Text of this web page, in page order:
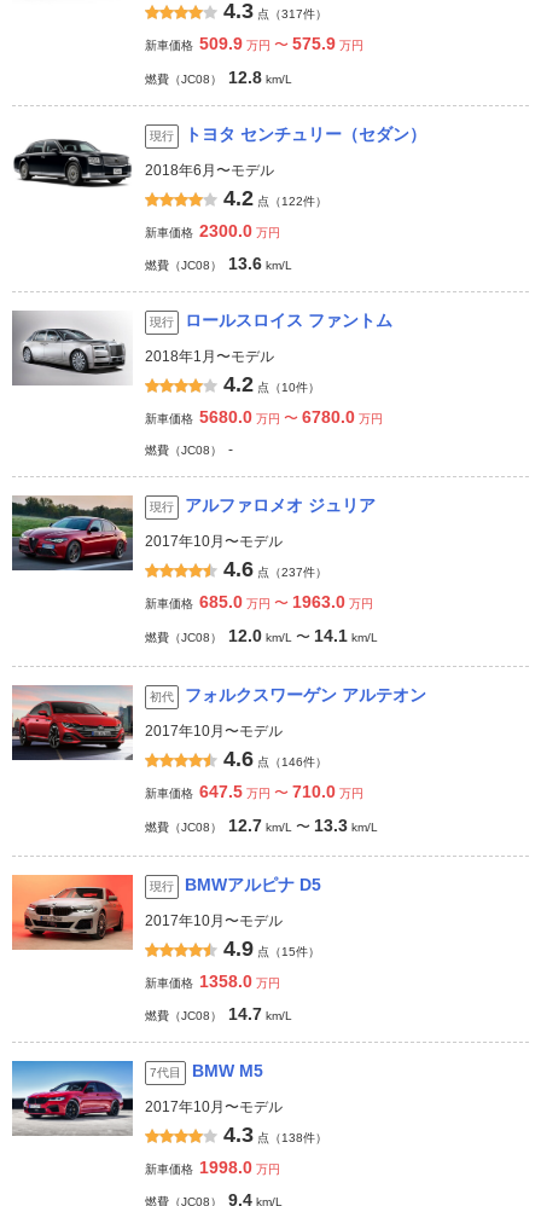
4.3 点（317件）
新車価格 509.9 万円 〜 575.9 万円
燃費（JC08） 12.8 km/L
現行 トヨタ センチュリー（セダン）
2018年6月〜モデル
4.2 点（122件）
新車価格 2300.0 万円
燃費（JC08） 13.6 km/L
現行 ロールスロイス ファントム
2018年1月〜モデル
4.2 点（10件）
新車価格 5680.0 万円 〜 6780.0 万円
燃費（JC08） -
現行 アルファロメオ ジュリア
2017年10月〜モデル
4.6 点（237件）
新車価格 685.0 万円 〜 1963.0 万円
燃費（JC08） 12.0 km/L 〜 14.1 km/L
初代 フォルクスワーゲン アルテオン
2017年10月〜モデル
4.6 点（146件）
新車価格 647.5 万円 〜 710.0 万円
燃費（JC08） 12.7 km/L 〜 13.3 km/L
現行 BMWアルピナ D5
2017年10月〜モデル
4.9 点（15件）
新車価格 1358.0 万円
燃費（JC08） 14.7 km/L
7代目 BMW M5
2017年10月〜モデル
4.3 点（138件）
新車価格 1998.0 万円
燃費（JC08） 9.4 km/L